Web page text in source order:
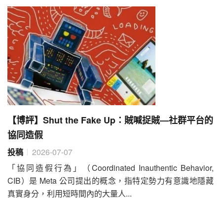
【博評】Shut the Fake Up：賊喊捉賊—社群平台的
協同造假
投稿
2026-07-07
「協同造假行為」（Coordinated Inauthentic Behavior,
CIB）是 Meta 公司提出的概念，指特定勢力有意識地隱藏
真實身分，利用短時間內的大量人...